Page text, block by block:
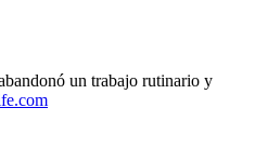
un trabajo rutinario y